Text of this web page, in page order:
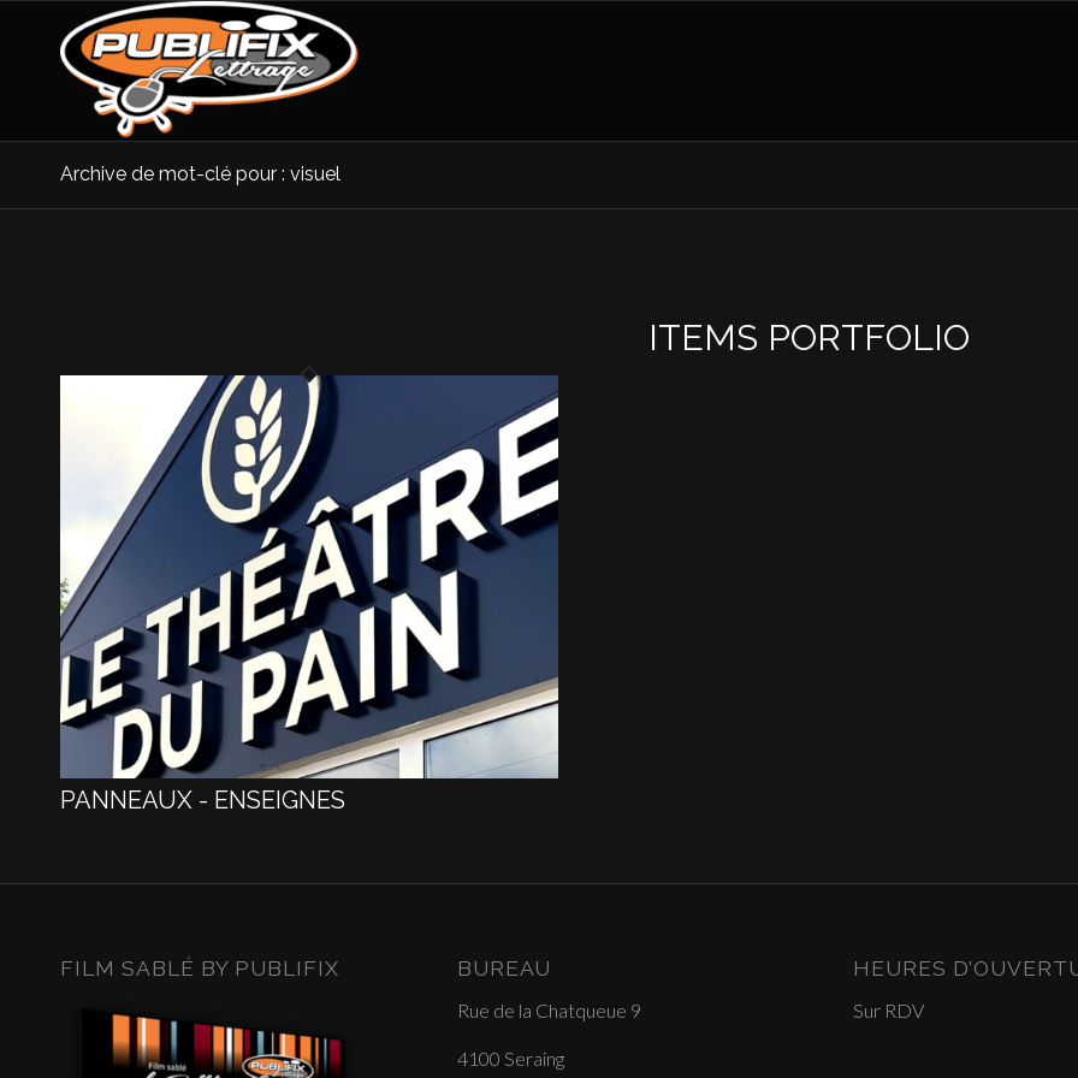
Archive de mot-clé pour : visuel
ITEMS PORTFOLIO
PANNEAUX - ENSEIGNES
FILM SABLÉ BY PUBLIFIX BUREAU
Rue de la Chatqueue 9
4100 Seraing
HEURES
Sur RDV